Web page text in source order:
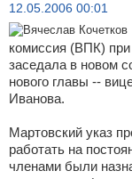
12.05.2006 00:01
комиссия (ВПК)
заседала в новом
нового главы --
Иванова.
Мартовский указ
работать на
членами были